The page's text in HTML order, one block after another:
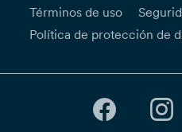
Términos de uso
Política de protección de